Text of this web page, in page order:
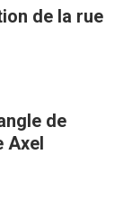
de la rue
de
Axel